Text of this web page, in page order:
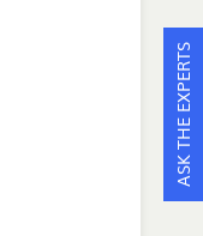
ASK THE EXPERTS